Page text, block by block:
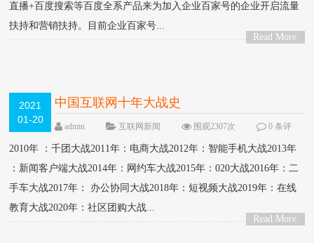
直播+百度搜索等百度全系产品来为加入企业百家号的企业开启流量
扶持和营销扶持。目前企业百家号...
Read More
2021
01-20
中国互联网十年大战史
admin 互联网新闻 围观2307次
0 条评
2010年 ：千团大战2011年：电商大战2012年：智能手机大战2013年
：新闻客户端大战2014年：网约车大战2015年：020大战2016年：二
手车大战2017年： 办公协同大战2018年：短视频大战2019年：在线
教育大战2020年：社区团购大战...
Read More